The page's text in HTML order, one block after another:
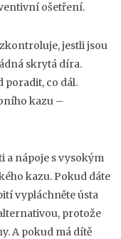
ošetření.
jestli jsou
skrytá díra.
poradit, co dál.
kazu –
a nápoje s vysokým
kazu. Pokud dáte
vypláchněte ústa
protože
A pokud má dítě